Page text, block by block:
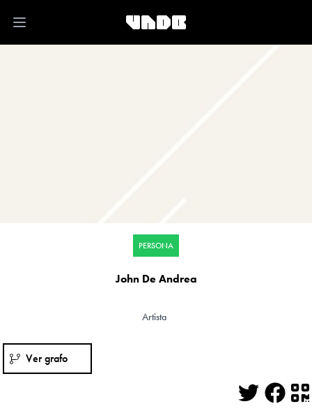
Open main menu
PERSONA
John De Andrea
Artista
Ver grafo